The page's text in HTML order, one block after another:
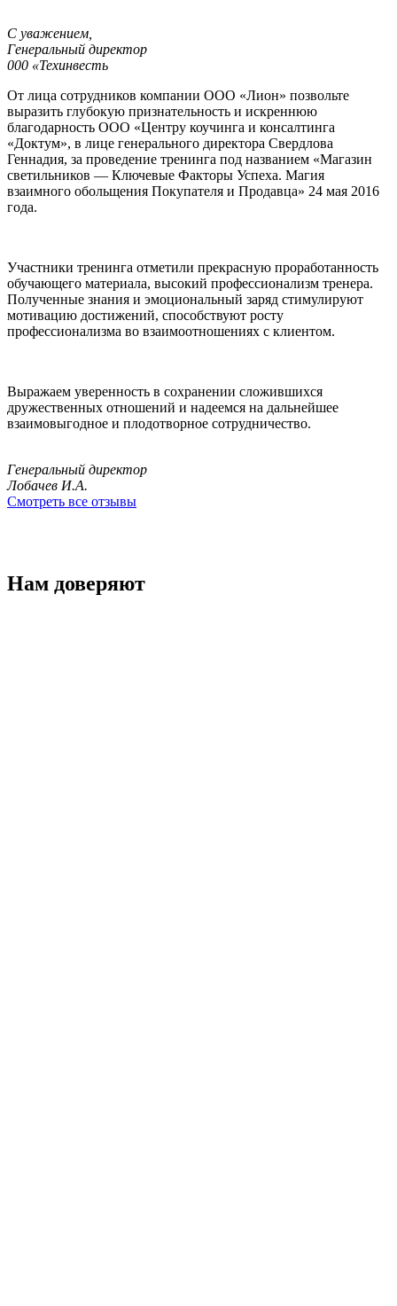
С уважением,
Генеральный директор
000 «Техинвесть
От лица сотрудников компании ООО «Лион» позвольте
выразить глубокую признательность и искреннюю
благодарность ООО «Центру коучинга и консалтинга
«Доктум», в лице генерального директора Свердлова
Геннадия, за проведение тренинга под названием «Магазин
светильников — Ключевые Факторы Успеха. Магия
взаимного обольщения Покупателя и Продавца» 24 мая 2016
года.
Участники тренинга отметили прекрасную проработанность
обучающего материала, высокий профессионализм тренера.
Полученные знания и эмоциональный заряд стимулируют
мотивацию достижений, способствуют росту
профессионализма во взаимоотношениях с клиентом.
Выражаем уверенность в сохранении сложившихся
дружественных отношений и надеемся на дальнейшее
взаимовыгодное и плодотворное сотрудничество.
Генеральный директор
Лобачев И.А.
Смотреть все отзывы
Нам доверяют